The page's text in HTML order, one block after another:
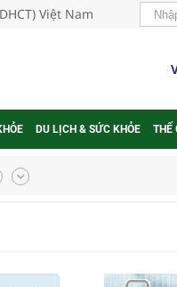
Việt Nam
DU LỊCH & SỨC KHỎE THẾ